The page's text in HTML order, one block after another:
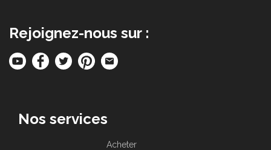
Rejoignez-nous sur :
Nos services
Acheter